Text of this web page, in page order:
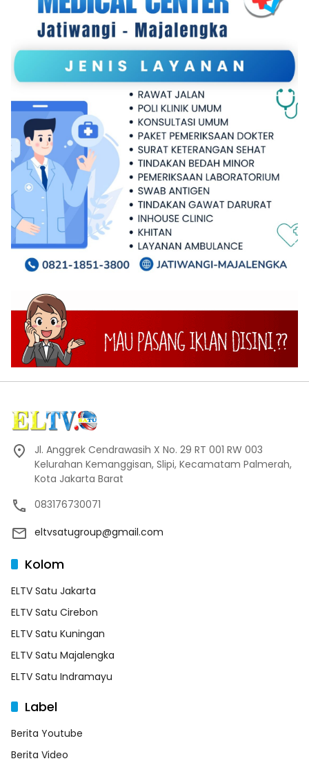
Jl. Anggrek Cendrawasih X No. 29 RT 001 RW 003
Kelurahan Kemanggisan, Slipi, Kecamatam Palmerah,
Kota Jakarta Barat
083176730071
eltvsatugroup@gmail.com
Kolom
ELTV Satu Jakarta
ELTV Satu Cirebon
ELTV Satu Kuningan
ELTV Satu Majalengka
ELTV Satu Indramayu
Label
Berita Youtube
Berita Video